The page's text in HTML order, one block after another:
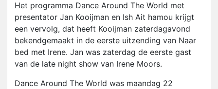
Het programma Dance Around The World met
presentator Jan Kooijman en Ish Ait hamou krijgt
een vervolg, dat heeft Kooijman zaterdagavond
bekendgemaakt in de eerste uitzending van Naar
bed met Irene. Jan was zaterdag de eerste gast
van de late night show van Irene Moors.
Dance Around The World was maandag 22